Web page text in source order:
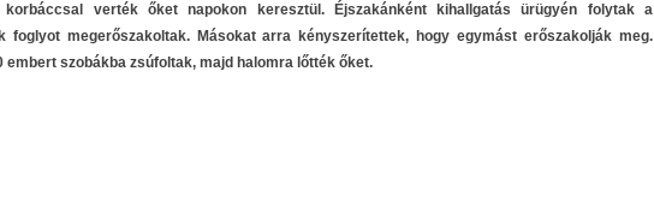
korbáccsal verték őket napokon keresztül. Éjszakánként kihallgatás ürügyén folytak a
foglyot megerőszakoltak. Másokat arra kényszerítettek, hogy egymást erőszakolják meg.
embert szobákba zsúfoltak, majd halomra lőtték őket.